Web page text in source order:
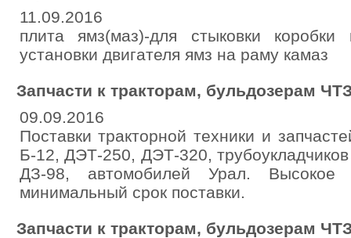
11.09.2016
плита ямз(маз)-для стыковки
установки двигателя ямз на раму камаз
Запчасти к тракторам, бульдозерам
09.09.2016
Поставки тракторной техники и
Б-12, ДЭТ-250, ДЭТ-320,
ДЗ-98, автомобилей Урал. Высокое
минимальный срок поставки.
Запчасти к тракторам, бульдозерам